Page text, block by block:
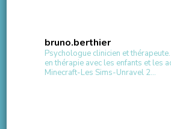
bruno.berthier
Psychologue clinicien et
en thérapie avec les enfants et les
Minecraft-Les Sims-Unravel 2...